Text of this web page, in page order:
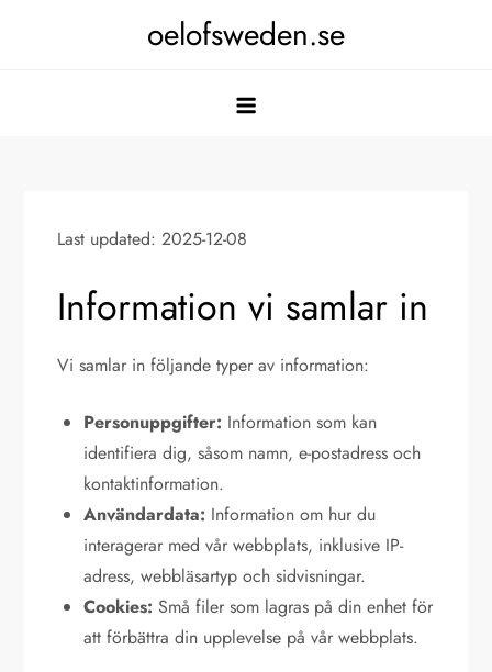
oelofsweden.se
Last updated: 2025-12-08
Information vi samlar in
Vi samlar in följande typer av information:
Personuppgifter: Information som kan
identifiera dig, såsom namn, e-postadress och
kontaktinformation.
Användardata: Information om hur du
interagerar med vår webbplats, inklusive IP-
adress, webbläsartyp och sidvisningar.
Cookies: Små filer som lagras på din enhet för
att förbättra din upplevelse på vår webbplats.